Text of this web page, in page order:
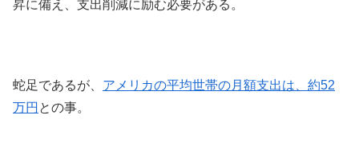
昇に備え、支出削減に励む必要がある。
蛇足であるが、 アメリカの平均世帯の月額支出は、約52
万円 との事。